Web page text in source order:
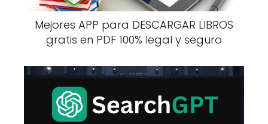
Mejores APP para DESCARGAR LIBROS
gratis en PDF 100% legal y seguro